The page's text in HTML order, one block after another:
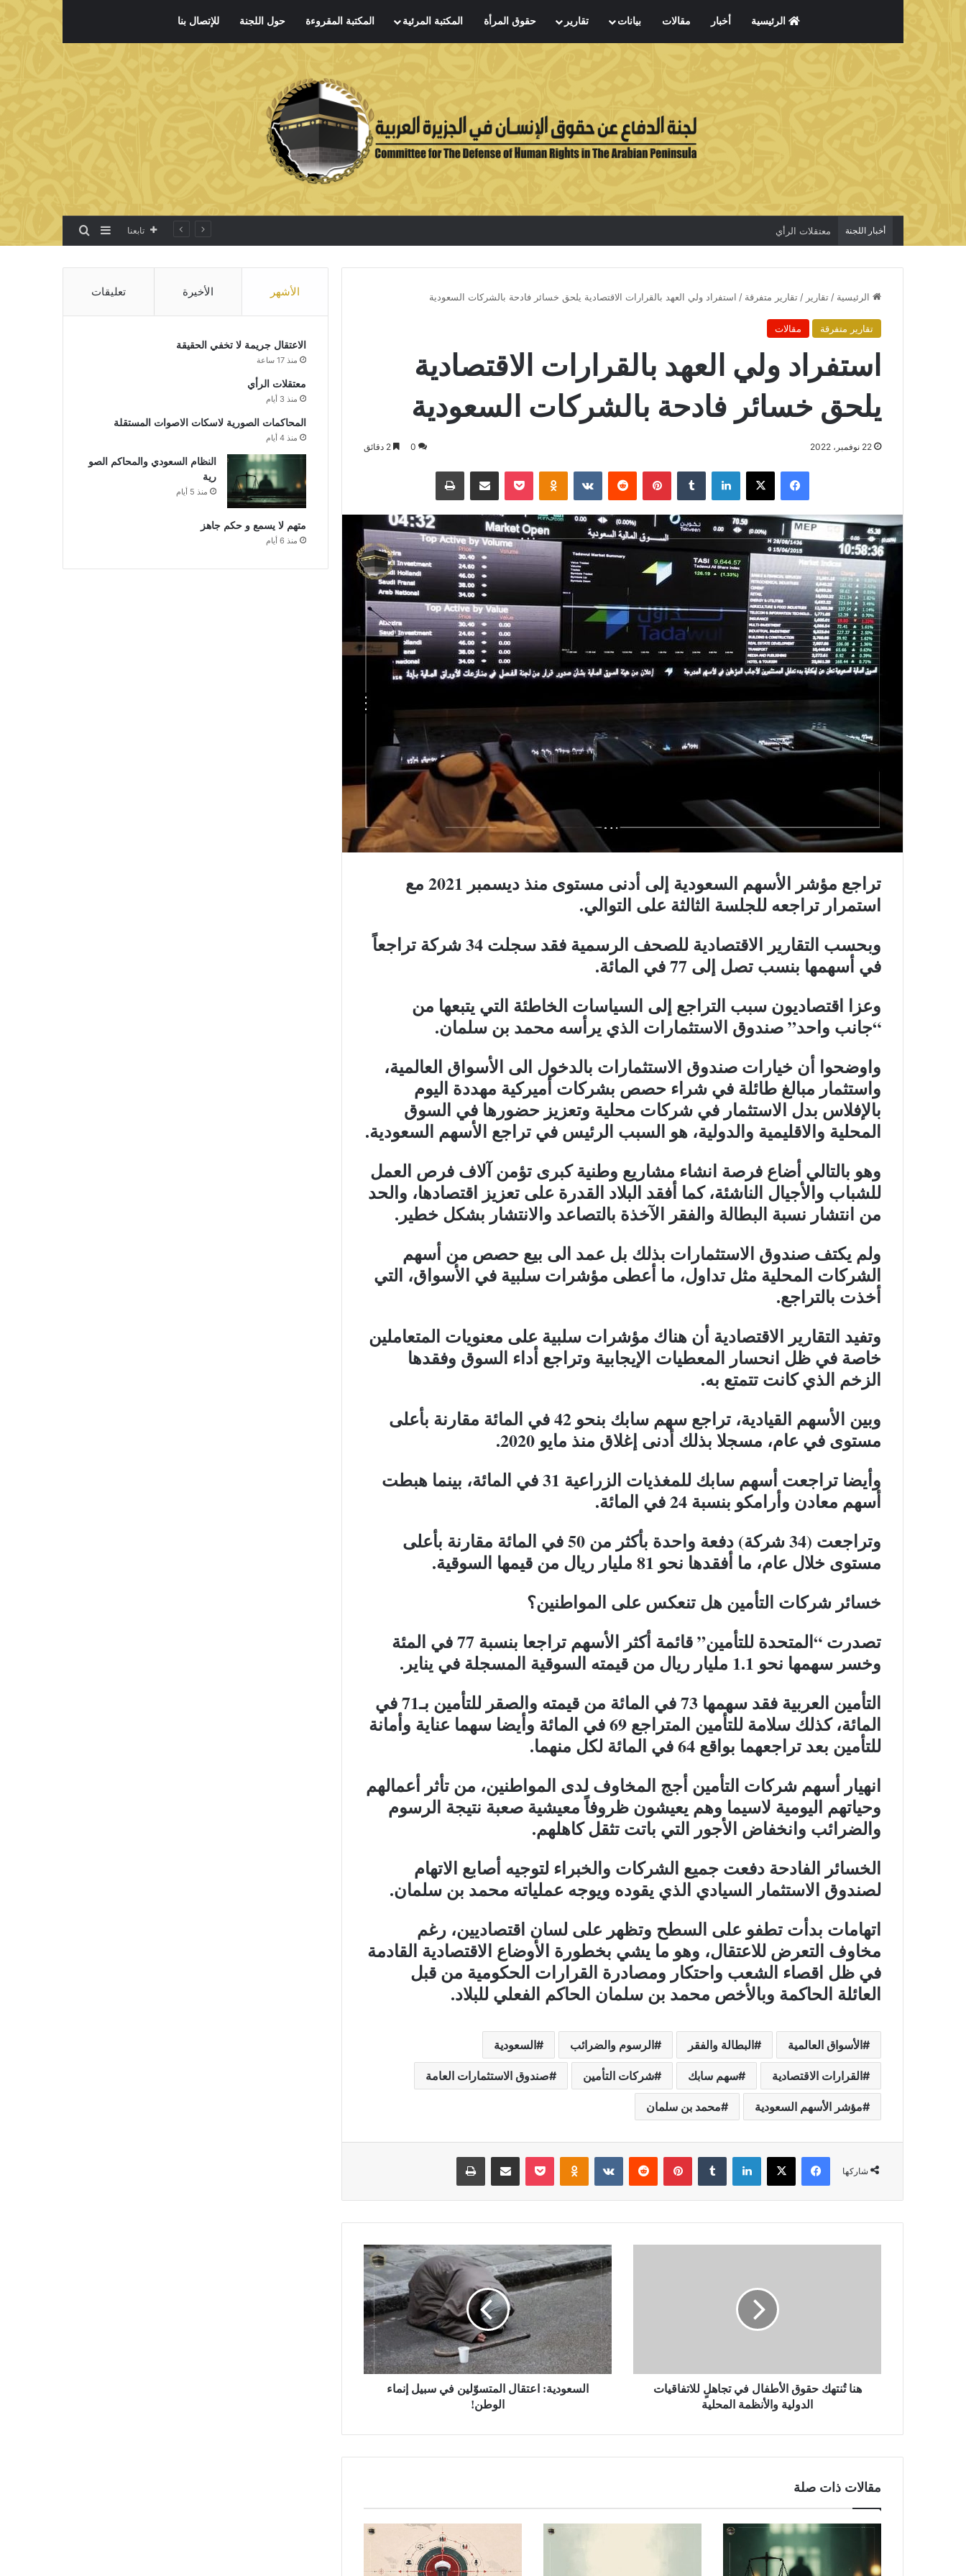
الرئيسية أخبار مقالات بيانات تقارير حقوق المرأة المكتبة المرئية المكتبة المقروءة حول اللجنة للإتصال بنا
أخبار اللجنة معتقلات الرأي تابعنا إضافة عمود جانبي
بحث عن
الرئيسية / تقارير / تقارير متفرقة / استفراد ولي العهد بالقرارات الاقتصادية يلحق خسائر فادحة بالشركات السعودية
تقارير متفرقة مقالات
استفراد ولي العهد بالقرارات الاقتصادية
يلحق خسائر فادحة بالشركات السعودية
22 نوفمبر، 2022 0
فيسبوك X لينكدإن بينتيريست Odnoklassniki
بوكيت مشاركة عبر البريد طباعة
تراجع مؤشر الأسهم السعودية إلى أدنى مستوى منذ ديسمبر 2021 مع
استمرار تراجعه للجلسة الثالثة على التوالي.
وبحسب التقارير الاقتصادية للصحف الرسمية فقد سجلت 34 شركة تراجعاً
في أسهمها بنسب تصل إلى 77 في المائة.
وعزا اقتصاديون سبب التراجع إلى السياسات الخاطئة التي يتبعها من
“جانب واحد” صندوق الاستثمارات الذي يرأسه محمد بن سلمان.
واوضحوا أن خيارات صندوق الاستثمارات بالدخول الى الأسواق العالمية،
واستثمار مبالغ طائلة في شراء حصص بشركات أميركية مهددة اليوم
بالإفلاس بدل الاستثمار في شركات محلية وتعزيز حضورها في السوق
المحلية والاقليمية والدولية، هو السبب الرئيس في تراجع الأسهم السعودية.
وهو بالتالي أضاع فرصة انشاء مشاريع وطنية كبرى تؤمن آلاف فرص العمل
للشباب والأجيال الناشئة، كما أفقد البلاد القدرة على تعزيز اقتصادها، والحد
من انتشار نسبة البطالة والفقر الآخذة بالتصاعد والانتشار بشكل خطير.
ولم يكتف صندوق الاستثمارات بذلك بل عمد الى بيع حصص من أسهم
الشركات المحلية مثل تداول، ما أعطى مؤشرات سلبية في الأسواق، التي
أخذت بالتراجع.
وتفيد التقارير الاقتصادية أن هناك مؤشرات سلبية على معنويات المتعاملين
خاصة في ظل انحسار المعطيات الإيجابية وتراجع أداء السوق وفقدها
الزخم الذي كانت تتمتع به.
وبين الأسهم القيادية، تراجع سهم سابك بنحو 42 في المائة مقارنة بأعلى
مستوى في عام، مسجلا بذلك أدنى إغلاق منذ مايو 2020.
وأيضا تراجعت أسهم سابك للمغذيات الزراعية 31 في المائة، بينما هبطت
أسهم معادن وأرامكو بنسبة 24 في المائة.
وتراجعت (34 شركة) دفعة واحدة بأكثر من 50 في المائة مقارنة بأعلى
مستوى خلال عام، ما أفقدها نحو 81 مليار ريال من قيمها السوقية.
خسائر شركات التأمين هل تنعكس على المواطنين؟
تصدرت “المتحدة للتأمين” قائمة أكثر الأسهم تراجعا بنسبة 77 في المئة
وخسر سهمها نحو 1.1 مليار ريال من قيمته السوقية المسجلة في يناير.
التأمين العربية فقد سهمها 73 في المائة من قيمته والصقر للتأمين بـ71 في
المائة، كذلك سلامة للتأمين المتراجع 69 في المائة وأيضا سهما عناية وأمانة
للتأمين بعد تراجعهما بواقع 64 في المائة لكل منهما.
انهيار أسهم شركات التأمين أجج المخاوف لدى المواطنين، من تأثر أعمالهم
وحياتهم اليومية لاسيما وهم يعيشون ظروفاً معيشية صعبة نتيجة الرسوم
والضرائب وانخفاض الأجور التي باتت تثقل كاهلهم.
الخسائر الفادحة دفعت جميع الشركات والخبراء لتوجيه أصابع الاتهام
لصندوق الاستثمار السيادي الذي يقوده ويوجه عملياته محمد بن سلمان.
اتهامات بدأت تطفو على السطح وتظهر على لسان اقتصاديين، رغم
مخاوف التعرض للاعتقال، وهو ما يشي بخطورة الأوضاع الاقتصادية القادمة
في ظل اقصاء الشعب واحتكار ومصادرة القرارات الحكومية من قبل
العائلة الحاكمة وبالأخص محمد بن سلمان الحاكم الفعلي للبلاد.
الأسواق العالمية البطالة والفقر الرسوم والضرائب السعودية
القرارات الاقتصادية سهم سابك شركات التأمين صندوق الاستثمارات العامة
مؤشر الأسهم السعودية محمد بن سلمان
شاركها
فيسبوك X لينكدإن بينتيريست Odnoklassniki
بوكيت مشاركة عبر البريد طباعة
هنا تُنتهك حقوق الأطفال في تجاهلٍ للاتفاقيات
الدولية والأنظمة المحلية
السعودية: اعتقال المتسوّلين في سبيل إنماء
الوطن!
مقالات ذات صلة
الأشهر الأخيرة تعليقات
الاعتقال جريمة لا تخفي الحقيقة
منذ 17 ساعة
معتقلات الرأي
منذ 3 أيام
المحاكمات الصورية لاسكات الاصوات المستقلة
منذ 4 أيام
النظام السعودي والمحاكم الصو
رية
منذ 5 أيام
متهم لا يسمع و حكم جاهز
منذ 6 أيام